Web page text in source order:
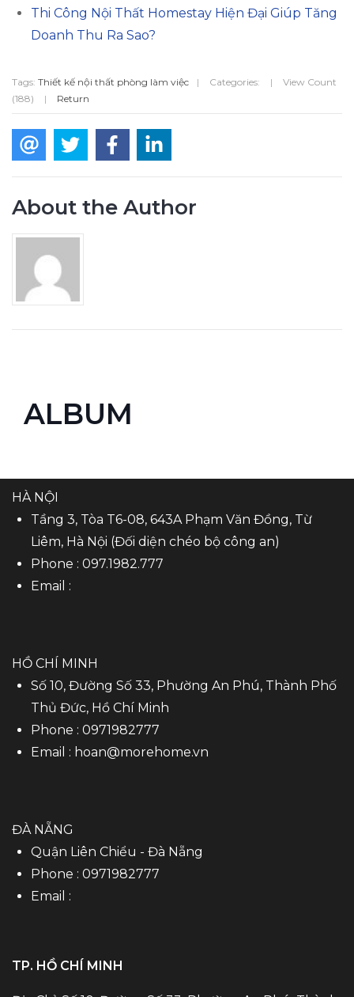
Thi Công Nội Thất Homestay Hiện Đại Giúp Tăng
Doanh Thu Ra Sao?
Tags: Thiết kế nội thất phòng làm việc | Categories: |
View Count
(188)
| Return
About the Author
ALBUM
HÀ NỘI
Tầng 3, Tòa T6-08, 643A Phạm Văn Đồng, Từ
Liêm, Hà Nội (Đối diện chéo bộ công an)
Phone : 097.1982.777
Email :
HỒ CHÍ MINH
Số 10, Đường Số 33, Phường An Phú, Thành Phố
Thủ Đức, Hồ Chí Minh
Phone : 0971982777
Email : hoan@morehome.vn
ĐÀ NẴNG
Quận Liên Chiểu - Đà Nẵng
Phone : 0971982777
Email :
TP. HỒ CHÍ MINH